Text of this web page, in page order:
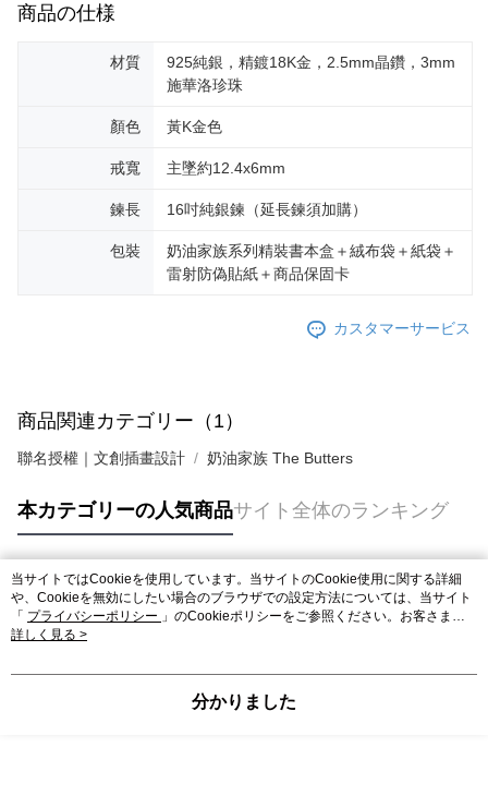
商品の仕様
材質
925純銀，精鍍18K金，2.5mm晶鑽，3mm
施華洛珍珠
顏色 黃K金色
戒寬 主墜約12.4x6mm
鍊長 16吋純銀鍊（延長鍊須加購）
包裝
奶油家族系列精裝書本盒＋絨布袋＋紙袋＋
雷射防偽貼紙＋商品保固卡
カスタマーサービス
商品関連カテゴリー（1）
聯名授權｜文創插畫設計 奶油家族 The Butters
本カテゴリーの人気商品サイト全体のランキング
人気タグ
当サイトではCookieを使用しています。当サイトのCookie使用に関する詳細
や、Cookieを無効にしたい場合のブラウザでの設定方法については、当サイト
「 プライバシーポリシー 」のCookieポリシーをご参照ください。お客さま
が、当サイトを引き続き使用される場合、当社がサイト利用規約のCookieポリ
詳しく見る >
分かりました